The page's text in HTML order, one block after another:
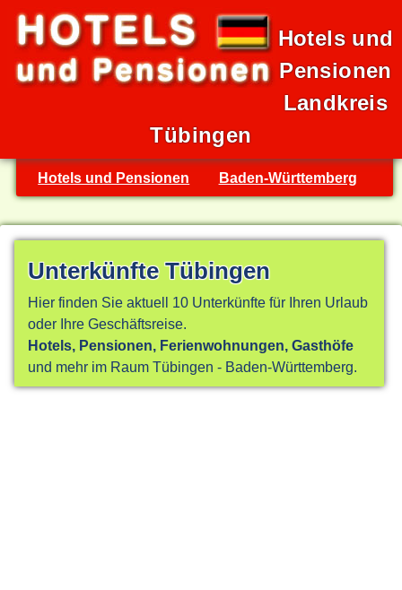
Hotels und
Pensionen
Landkreis
Tübingen
Hotels und Pensionen Baden-Württemberg
Unterkünfte Tübingen
Hier finden Sie aktuell 10 Unterkünfte für Ihren Urlaub
oder Ihre Geschäftsreise.
Hotels, Pensionen, Ferienwohnungen, Gasthöfe
und mehr im Raum Tübingen - Baden-Württemberg.